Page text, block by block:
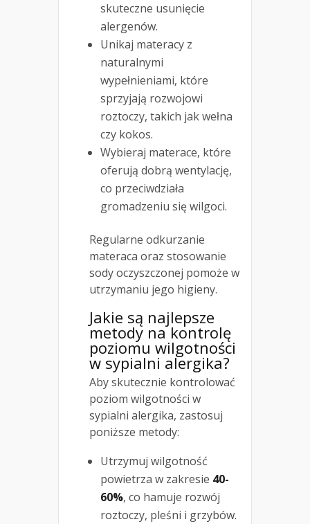
skuteczne usunięcie
alergenów.
Unikaj materacy z
naturalnymi
wypełnieniami, które
sprzyjają rozwojowi
roztoczy, takich jak wełna
czy kokos.
Wybieraj materace, które
oferują dobrą wentylację,
co przeciwdziała
gromadzeniu się wilgoci.
Regularne odkurzanie
materaca oraz stosowanie
sody oczyszczonej pomoże w
utrzymaniu jego higieny.
Jakie są najlepsze
metody na kontrolę
poziomu wilgotności
w sypialni alergika?
Aby skutecznie kontrolować
poziom wilgotności w
sypialni alergika, zastosuj
poniższe metody:
Utrzymuj wilgotność
powietrza w zakresie 40-
60%, co hamuje rozwój
roztoczy, pleśni i grzybów.